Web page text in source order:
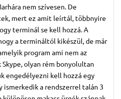
nem szívesen. De
mert ez amit leírtál, többnyire
terminál se kell hozzá. A
a termináltól kikészül, de már
program ami nem az
olyan rém bonyolultan
engedélyezni kell hozzá egy
ismerkedik a rendszerrel talán 3